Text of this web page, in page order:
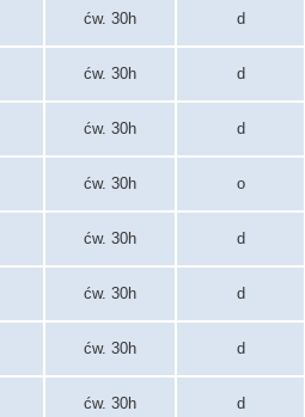
ćw. 30h d
ćw. 30h d
ćw. 30h d
ćw. 30h o
ćw. 30h d
ćw. 30h d
ćw. 30h d
ćw. 30h d